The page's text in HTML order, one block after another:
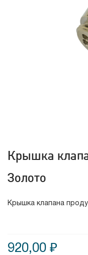
Крышка
Золото
Крышка клапана
920,00 ₽